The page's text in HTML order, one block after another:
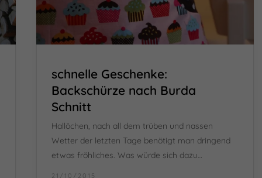
schnelle Geschenke:
Backschürze nach Burda
Schnitt
Hallöchen, nach all dem trüben und nassen
Wetter der letzten Tage benötigt man dringend
etwas fröhliches. Was würde sich dazu…
21/10/2015